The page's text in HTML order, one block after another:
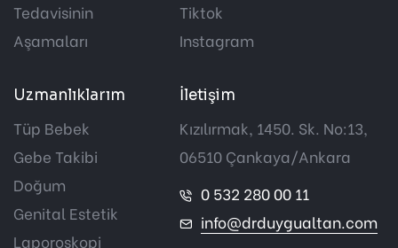
Tedavisinin
Aşamaları
Tiktok
Instagram
Uzmanlıklarım
Tüp Bebek
Gebe Takibi
Doğum
Genital Estetik
Laporoskopi
İletişim
Kızılırmak, 1450. Sk. No:13,
06510 Çankaya/Ankara
0 532 280 00 11
info@drduygualtan.com